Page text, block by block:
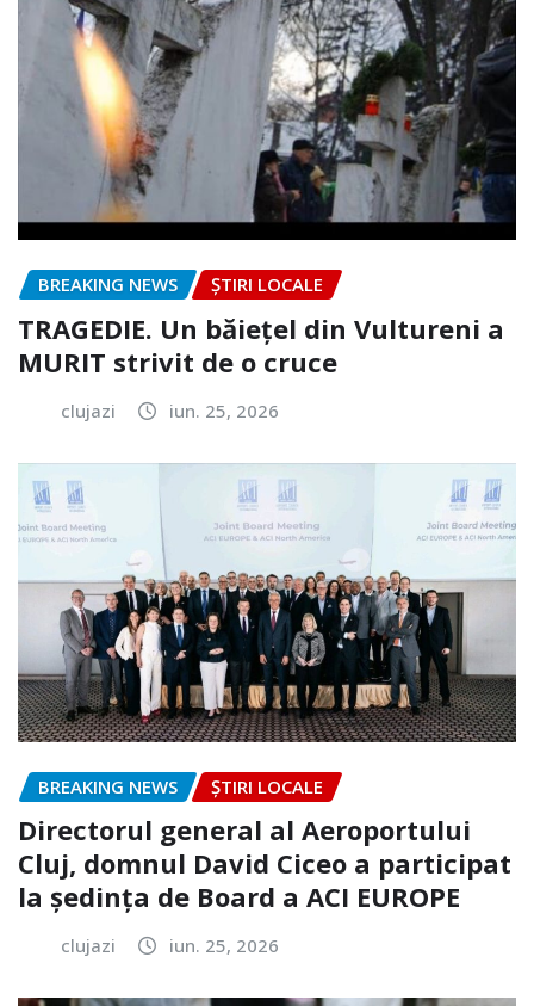
BREAKING NEWS ȘTIRI LOCALE
TRAGEDIE. Un băiețel din Vultureni a
MURIT strivit de o cruce
clujazi iun. 25, 2026
BREAKING NEWS ȘTIRI LOCALE
Directorul general al Aeroportului
Cluj, domnul David Ciceo a participat
la ședința de Board a ACI EUROPE
clujazi iun. 25, 2026